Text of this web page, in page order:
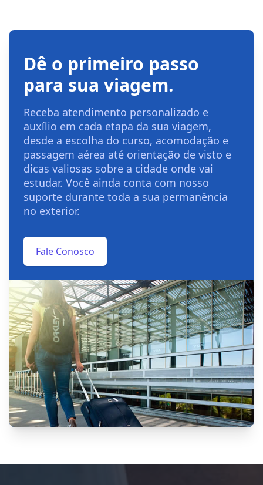
Dê o primeiro passo
para sua viagem.
Receba atendimento personalizado e
auxílio em cada etapa da sua viagem,
desde a escolha do curso, acomodação e
passagem aérea até orientação de visto e
dicas valiosas sobre a cidade onde vai
estudar. Você ainda conta com nosso
suporte durante toda a sua permanência
no exterior.
Fale Conosco